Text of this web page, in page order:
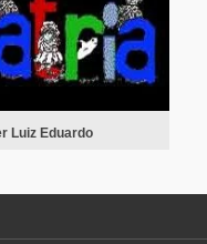
Luiz Eduardo